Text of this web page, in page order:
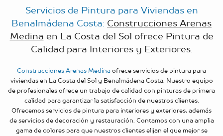
Servicios de Pintura para Viviendas en
Benalmádena Costa: Construcciones Arenas
Medina en La Costa del Sol ofrece Pintura de
Calidad para Interiores y Exteriores.
Construcciones Arenas Medinaofrece servicios de pintura para
viviendas en La Costa del Sol y Benalmádena Costa. Nuestro equipo
de profesionales ofrece un trabajo de calidad con pinturas de primera
calidad para garantizar la satisfacción de nuestros clientes.
Ofrecemos servicios de pintura para interiores y exteriores, además
de servicios de decoración y restauración. Contamos con una amplia
gama de colores para que nuestros clientes elijan el que mejor se